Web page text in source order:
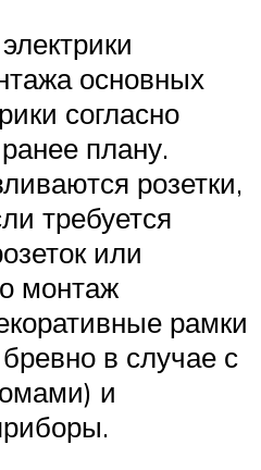
основных
согласно
плану.
розетки,
требуется
или
монтаж
рамки
в случае с
и